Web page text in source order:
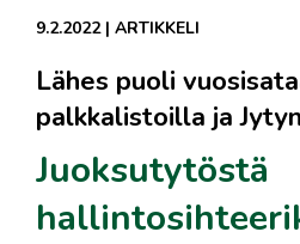
9.2.2022| ARTIKKELI
Lähes puoli
palkkalistoilla ja
Juoksutytöstä